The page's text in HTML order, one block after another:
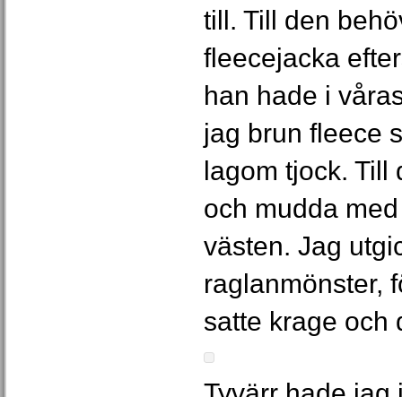
till. Till den
fleecejacka
han hade i
jag brun fleece
lagom tjock. Till
och mudda
västen. Jag
raglanmönster,
satte krage och